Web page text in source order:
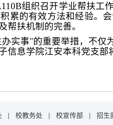
组织召开学业帮扶工
累的有效方法和经验。
帮扶机制的完善。
实事"的重要举措，不仅
信息学院江安本科党支
| 校教务处 | 校宣传部 | 招生